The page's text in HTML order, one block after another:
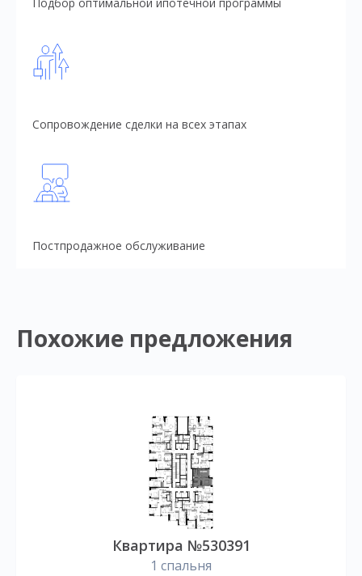
Сопровождение сделки на всех этапах
Постпродажное обслуживание
Похожие предложения
Квартира №530391
1 спальня